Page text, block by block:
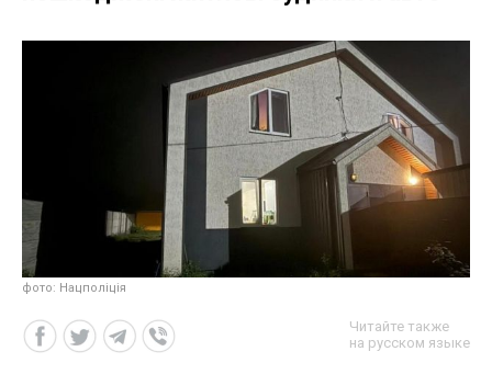
фото: Нацполіція
Читайте также
на русском языке